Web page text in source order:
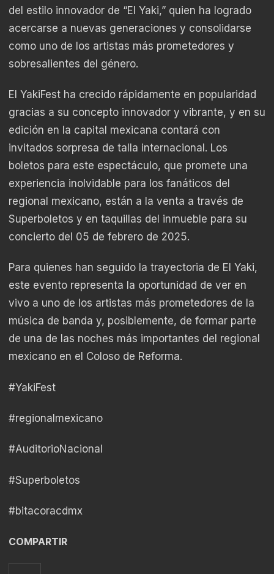
del estilo innovador de “El Yaki,” quien ha logrado
acercarse a nuevas generaciones y consolidarse
como uno de los artistas más prometedores y
sobresalientes del género.
El YakiFest ha crecido rápidamente en popularidad
gracias a su concepto innovador y vibrante, y en su
edición en la capital mexicana contará con
invitados sorpresa de talla internacional. Los
boletos para este espectáculo, que promete una
experiencia inolvidable para los fanáticos del
regional mexicano, están a la venta a través de
Superboletos y en taquillas del inmueble para su
concierto del 05 de febrero de 2025.
Para quienes han seguido la trayectoria de El Yaki,
este evento representa la oportunidad de ver en
vivo a uno de los artistas más prometedores de la
música de banda y, posiblemente, de formar parte
de una de las noches más importantes del regional
mexicano en el Coloso de Reforma.
#YakiFest
#regionalmexicano
#AuditorioNacional
#Superboletos
#bitacoracdmx
COMPARTIR